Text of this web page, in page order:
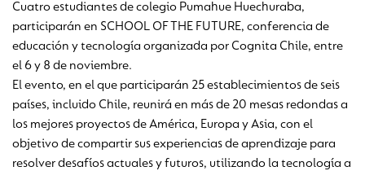
Cuatro estudiantes de colegio Pumahue Huechuraba,
participarán en SCHOOL OF THE FUTURE, conferencia de
educación y tecnología organizada por Cognita Chile, entre
el 6 y 8 de noviembre.
El evento, en el que participarán 25 establecimientos de seis
países, incluido Chile, reunirá en más de 20 mesas redondas a
los mejores proyectos de América, Europa y Asia, con el
objetivo de compartir sus experiencias de aprendizaje para
resolver desafíos actuales y futuros, utilizando la tecnología a